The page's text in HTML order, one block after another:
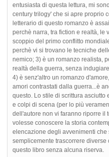
entusiasta di questa lettura, mi
century trilogy' che si apre proprio
letterario di questo romanzo è
perchè narra, tra fiction e realtà, le
scoppio del primo conflitto
perchè vi si trovano le tecniche
nemico; 3) è un romanzo realista,
realtà della guerra, senza
4) è senz'altro un romanzo
amori contrastati dalla guerra...è
questo. Lo stile di scrittura asciutto
e colpi di scena (per lo più
dell'autore non vi faranno riporre il
volesse conoscere la storia
elencazione degli avvenimenti che
semplicemente trascorrere
questo libro senza alcuna riserva.